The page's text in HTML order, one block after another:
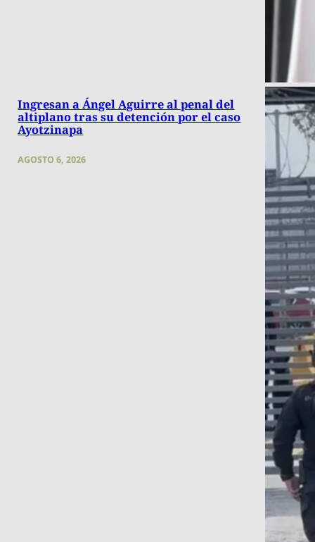
Ingresan a Ángel Aguirre al penal del
altiplano tras su detención por el caso
Ayotzinapa
AGOSTO 6, 2026